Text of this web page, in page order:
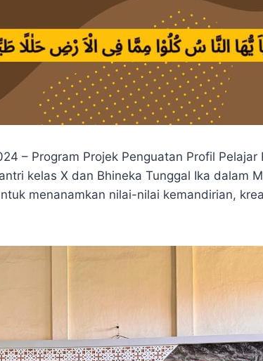
– Program Projek Penguatan Profil Pelajar
kelas X dan Bhineka Tunggal Ika dalam
menanamkan nilai-nilai kemandirian,